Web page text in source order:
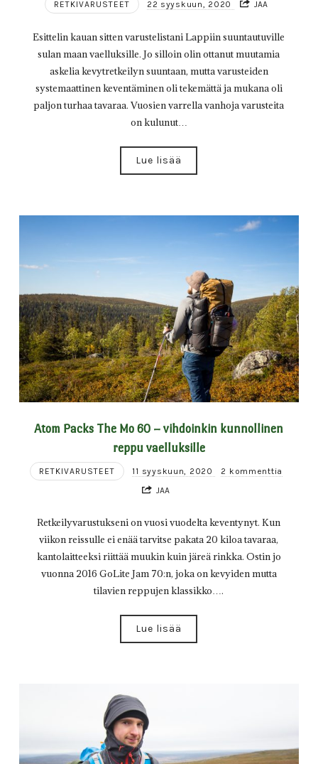
RETKIVARUSTEET 22 syyskuun, 2020 JAA
Esittelin kauan sitten varustelistani Lappiin suuntautuville
sulan maan vaelluksille. Jo silloin olin ottanut muutamia
askelia kevytretkeilyn suuntaan, mutta varusteiden
systemaattinen keventäminen oli tekemättä ja mukana oli
paljon turhaa tavaraa. Vuosien varrella vanhoja varusteita
on kulunut…
Lue lisää
Atom Packs The Mo 60 – vihdoinkin kunnollinen
reppu vaelluksille
RETKIVARUSTEET 11 syyskuun, 2020
2 kommenttia
JAA
Retkeilyvarustukseni on vuosi vuodelta keventynyt. Kun
viikon reissulle ei enää tarvitse pakata 20 kiloa tavaraa,
kantolaitteeksi riittää muukin kuin järeä rinkka. Ostin jo
vuonna 2016 GoLite Jam 70:n, joka on kevyiden mutta
tilavien reppujen klassikko….
Lue lisää